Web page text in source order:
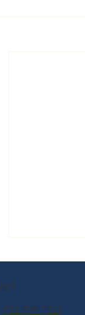
022-395-7211